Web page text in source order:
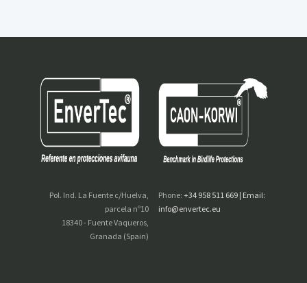
Phone: +34 958 511 669 | Email:
info@envertec.eu
Pol. Ind. La Fuente c/Huelva,
parcela nº10
18340 - Fuente Vaqueros,
Granada (Spain)